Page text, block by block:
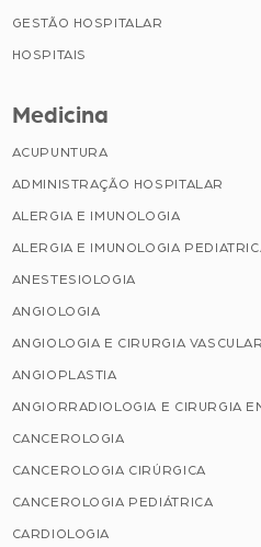
GESTÃO HOSPITALAR
HOSPITAIS
Medicina
ACUPUNTURA
ADMINISTRAÇÃO HOSPITALAR
ALERGIA E IMUNOLOGIA
ALERGIA E IMUNOLOGIA
ANESTESIOLOGIA
ANGIOLOGIA
ANGIOLOGIA E CIRURGIA VASCULAR
ANGIOPLASTIA
ANGIORRADIOLOGIA E CIRURGIA
CANCEROLOGIA
CANCEROLOGIA CIRÚRGICA
CANCEROLOGIA PEDIÁTRICA
CARDIOLOGIA